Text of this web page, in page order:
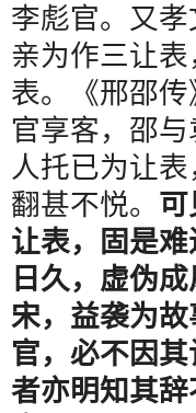
李彪官。又孝
亲为作三让
表。《邢邵
官享客，邵
人托已为让表
翻甚不悦。 可
让表，固是
日久，虚伪成
宋，益袭为
官，必不因
者亦明知其